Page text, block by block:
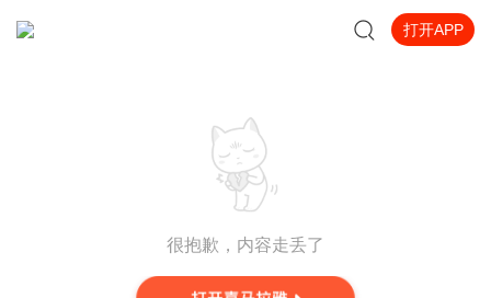
打开APP
很抱歉，内容走丢了